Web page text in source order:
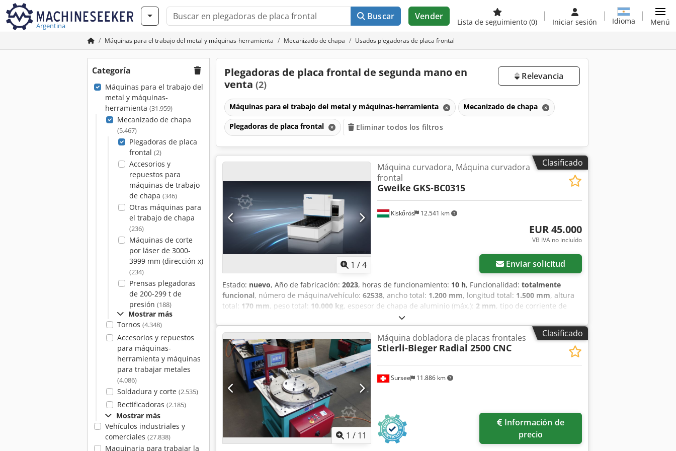
Argentina
Buscar Vender
Lista de seguimiento (0) Iniciar sesión Idioma Menú
Máquinas para el trabajo del metal y máquinas-herramienta Mecanizado de chapa Usados plegadoras de placa frontal
Categoría
Máquinas para el trabajo del
metal y máquinas-
herramienta (31.959)
Mecanizado de chapa
(5.467)
Plegadoras de placa
frontal (2)
Accesorios y
repuestos para
máquinas de trabajo
de chapa (346)
Otras máquinas para
el trabajo de chapa
(236)
Máquinas de corte
por láser de 3000-
3999 mm (dirección x)
(234)
Prensas plegadoras
de 200-299 t de
presión (188)
Mostrar más
Tornos (4.348)
Accesorios y repuestos
para máquinas-
herramienta y máquinas
para trabajar metales
(4.086)
Soldadura y corte (2.535)
Rectificadoras (2.185)
Mostrar más
Vehículos industriales y
comerciales (27.838)
Maquinaria para trabajar la
Plegadoras de placa frontal de segunda mano en
venta (2)
Relevancia
Máquinas para el trabajo del metal y máquinas-herramienta Mecanizado de chapa
Plegadoras de placa frontal Eliminar todos los filtros
Clasificado
1 /4
Kiskőrös 12.541 km
Máquina curvadora, Máquina curvadora
frontal
Gweike GKS-BC0315
EUR 45.000
VB IVA no incluído
Enviar solicitud
Estado: nuevo, Año de fabricación: 2023, horas de funcionamiento: 10 h, Funcionalidad: totalmente
funcional, número de máquina/vehículo: 62538, ancho total: 1.200 mm, longitud total: 1.500 mm, altura
total: 170 mm, peso total: 10.000 kg, espesor de chapa de aluminio (máx.): 2 mm, tipo de corriente de
, A la venta: máquina automática de plegado de cajas/paneles que aparece en la foto.
Está en estado totalmente nuevo, disponible por falta de uso. Dodpfxjv S Exdj Ahpjkr Es una máquina de
plegado muy rápida y funcional, apta para producciones en serie de cajas, paneles y chapas finas. Cuenta
con accionamiento servomotor eléctrico, lo que la hace especialmente rápida en el ciclo de plegado.
Aplicaciones: armarios de vestuarios, mobiliario de cocina, cuadros eléctricos y otros trabajos de plegado
de chapa fina. Características técnicas: - 10 ejes - Ancho total: 1500 mm - Apertura máxima (altura máxima
entre la herramienta inferior y superior): 170 mm - Espesores de plegado: Acero (dc01): 1,5 mm Acero
inoxidable: 1 mm Aluminio: 2 mm - Dimensiones mínimas de plegado de piezas: 340 mm x 340 mm -
Longitud máxima de la chapa: 1600 mm - Peso: 10 toneladas
Clasificado
1 / 11
Sursee 11.886 km
Máquina dobladora de placas frontales
Stierli-Bieger Radial 2500 CNC
precio